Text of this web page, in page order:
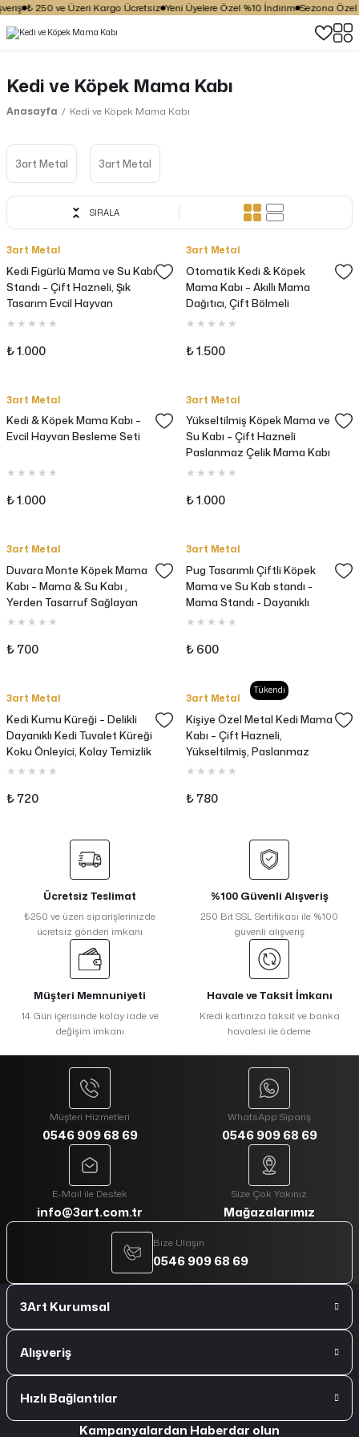
₺ 250 ve Üzeri Kargo Ücretsiz Yeni Üyelere Özel %10 İndirim Sezona Özel
Kedi ve Köpek Mama Kabı
Anasayfa Kedi ve Köpek Mama Kabı
3art Metal 3art Metal
SIRALA
3art Metal
Kedi Figürlü Mama ve Su Kabı
Standı – Çift Hazneli, Şık
Tasarım Evcil Hayvan
Besleme Standı
₺ 1.000
3art Metal
Otomatik Kedi & Köpek
Mama Kabı – Akıllı Mama
Dağıtıcı, Çift Bölmeli
Besleme Ünitesi
₺ 1.500
3art Metal
Kedi & Köpek Mama Kabı –
Evcil Hayvan Besleme Seti
₺ 1.000
3art Metal
Yükseltilmiş Köpek Mama ve
Su Kabı – Çift Hazneli
Paslanmaz Çelik Mama Kabı
₺ 1.000
3art Metal
Duvara Monte Köpek Mama
Kabı – Mama & Su Kabı ,
Yerden Tasarruf Sağlayan
Askılı Sistem
₺ 700
3art Metal
Pug Tasarımlı Çiftli Köpek
Mama ve Su Kab standı -
Mama Standı - Dayanıklı
Mama Kabı Seti
₺ 600
3art Metal
Kedi Kumu Küreği – Delikli
Dayanıklı Kedi Tuvalet Küreği
Koku Önleyici, Kolay Temizlik
₺ 720
Tükendi
3art Metal
Kişiye Özel Metal Kedi Mama
Kabı – Çift Hazneli,
Yükseltilmiş, Paslanmaz
Çelik
₺ 780
Ücretsiz Teslimat
₺250 ve üzeri siparişlerinizde
ücretsiz gönderi imkanı
%100 Güvenli Alışveriş
250 Bit SSL Sertifikası ile %100
güvenli alışveriş
Müşteri Memnuniyeti
14 Gün içerisinde kolay iade ve
değişim imkanı
Havale ve Taksit İmkanı
Kredi kartınıza taksit ve banka
havalesi ile ödeme
Müşteri Hizmetleri
0546 909 68 69
WhatsApp Sipariş
0546 909 68 69
E-Mail ile Destek
info@3art.com.tr
Size Çok Yakınız
Mağazalarımız
Bize Ulaşın
0546 909 68 69
3Art Kurumsal
Alışveriş
Hızlı Bağlantılar
Kampanyalardan Haberdar olun